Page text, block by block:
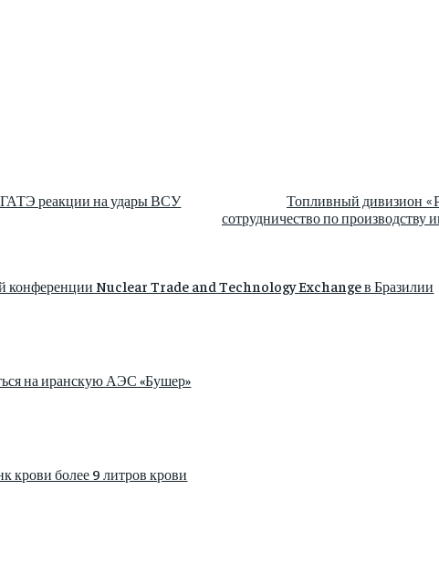
реакции на удары ВСУ
Топливный дивизион
сотрудничество по
конференции Nuclear Trade and Technology Exchange в Бразилии
на иранскую АЭС «Бушер»
крови более 9 литров крови